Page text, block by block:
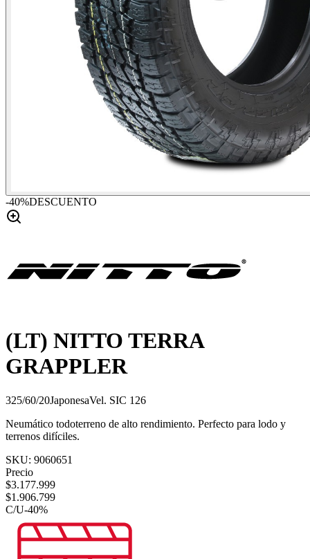
-40%DESCUENTO
(LT) NITTO TERRA
GRAPPLER
325/60/20JaponesaVel. SIC 126
Neumático todoterreno de alto rendimiento. Perfecto para lodo y
terrenos difíciles.
SKU: 9060651
Precio
$3.177.999
$1.906.799
C/U-40%